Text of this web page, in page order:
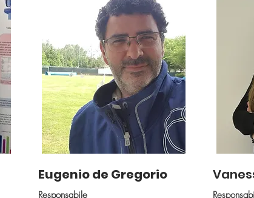
Eugenio de Gregorio
Responsabile